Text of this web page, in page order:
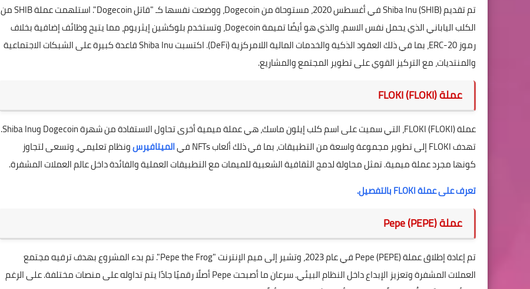
تم تقديم Shiba Inu (SHIB) في أغسطس 2020، مستوحاة من Dogecoin، ووضعت نفسها كـ "قاتل Dogecoin". استلهمت عملة SHIB من
الكلب الياباني الذي يحمل نفس الاسم، والذي هو أيضًا تميمة Dogecoin، وتستخدم بلوكشين إيثريوم، مما يتيح وظائف إضافية بخلاف
رموز ERC-20، بما في ذلك العقود الذكية والخدمات المالية اللامركزية (DeFi). اكتسبت Shiba Inu قاعدة كبيرة على الشبكات الاجتماعية
والمنتديات، مع التركيز القوي على تطوير المجتمع والمشاريع.
عملة FLOKI (FLOKI)
عملة FLOKI (FLOKI)، التي سميت على اسم كلب إيلون ماسك، هي عملة ميمية أخرى تحاول الاستفادة من شهرة Dogecoin وShiba Inu.
تهدف FLOKI إلى تطوير مجموعة واسعة من التطبيقات، بما في ذلك ألعاب NFTs في
الميتافيرسونظام تعليمي، وتسعى لتجاوز
كونها مجرد عملة ميمية. تمثل محاولة لدمج الثقافية الشعبية للميمات مع التطبيقات العملية والفائدة داخل عالم العملات المشفرة.
تعرف على عملة FLOKI بالتفصيل.
عملة Pepe (PEPE)
تم إعادة إطلاق عملة Pepe (PEPE) في عام 2023، وتشير إلى ميم الإنترنت "Pepe the Frog". تم بدء المشروع بهدف ترفيه مجتمع
العملات المشفرة وتعزيز الإبداع داخل النظام البيئي. سرعان ما أصبحت Pepe أصلًا رقميًا جادًا يتم تداوله على منصات مختلفة. على الرغم